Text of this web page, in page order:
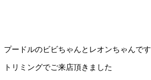
プードルのビビちゃんとレオンちゃんです
トリミングでご来店頂きました